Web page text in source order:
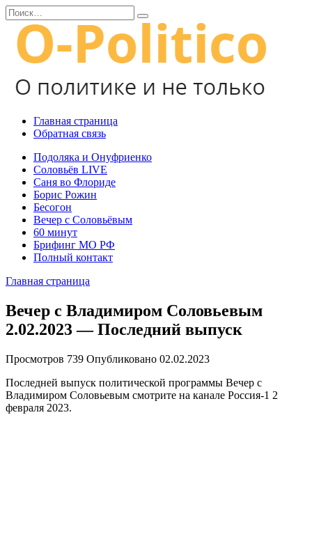
Перейти
к
содержанию
Search
for:
Главная страница
Обратная связь
Подоляка и Онуфриенко
Соловьёв LIVE
Саня во Флориде
Борис Рожин
Бесогон
Вечер с Соловьёвым
60 минут
Брифинг МО РФ
Полный контакт
Главная страница
Вечер с Владимиром Соловьевым
2.02.2023 — Последний выпуск
Просмотров 739 Опубликовано 02.02.2023
Последней выпуск политической программы Вечер с
Владимиром Соловьевым смотрите на канале Россия-1 2
февраля 2023.